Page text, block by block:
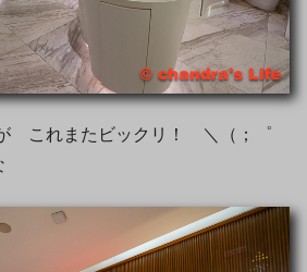
これまたビックリ！ ＼（；゜